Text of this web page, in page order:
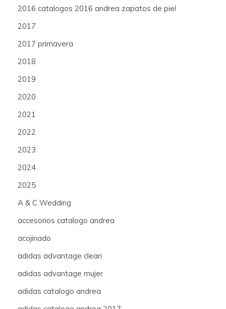
2016 catalogos 2016 andrea zapatos de piel
2017
2017 primavera
2018
2019
2020
2021
2022
2023
2024
2025
A & C Wedding
accesorios catalogo andrea
acojinado
adidas advantage clean
adidas advantage mujer
adidas catalogo andrea